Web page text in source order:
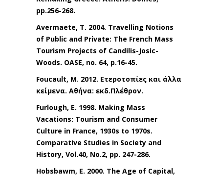
pp.256-268.
Avermaete, T. 2004. Travelling Notions
of Public and Private: The French Mass
Tourism Projects of Candilis-Josic-
Woods. OASE, no. 64, p.16-45.
Foucault, M. 2012. Ετεροτοπίες και άλλα
κείμενα. Αθήνα: εκδ.Πλέθρον.
Furlough, E. 1998. Making Mass
Vacations: Tourism and Consumer
Culture in France, 1930s to 1970s.
Comparative Studies in Society and
History, Vol.40, No.2, pp. 247-286.
Hobsbawm, E. 2000. The Age of Capital,